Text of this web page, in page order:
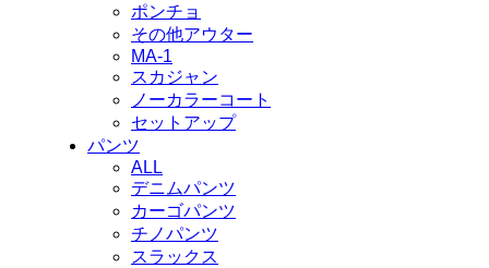
ポンチョ
その他アウター
MA-1
スカジャン
ノーカラーコート
セットアップ
パンツ
ALL
デニムパンツ
カーゴパンツ
チノパンツ
スラックス